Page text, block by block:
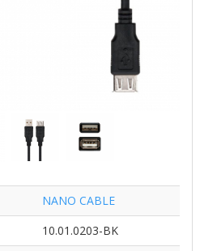
NANO CABLE
10.01.0203-BK